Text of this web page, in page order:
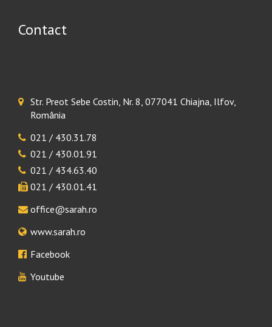
Contact
Str. Preot Sebe Costin, Nr. 8, 077041 Chiajna, Ilfov,
România
021 / 430.31.78
021 / 430.01.91
021 / 434.63.40
021 / 430.01.41
office@sarah.ro
www.sarah.ro
Facebook
Youtube